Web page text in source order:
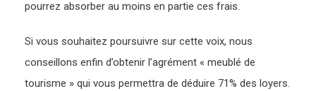
pourrez absorber au moins en partie ces frais.
Si vous souhaitez poursuivre sur cette voix, nous
conseillons enfin d’obtenir l’agrément « meublé de
tourisme » qui vous permettra de déduire 71% des loyers.